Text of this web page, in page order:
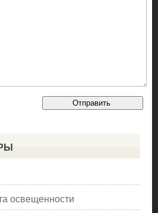
освещенности